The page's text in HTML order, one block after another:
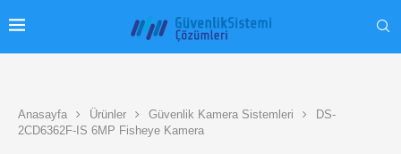
Anasayfa Ürünler Güvenlik Kamera Sistemleri
DS-
2CD6362F-IS 6MP Fisheye Kamera